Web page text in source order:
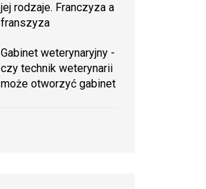
jej rodzaje. Franczyza a
franszyza
Gabinet weterynaryjny -
czy technik weterynarii
może otworzyć gabinet